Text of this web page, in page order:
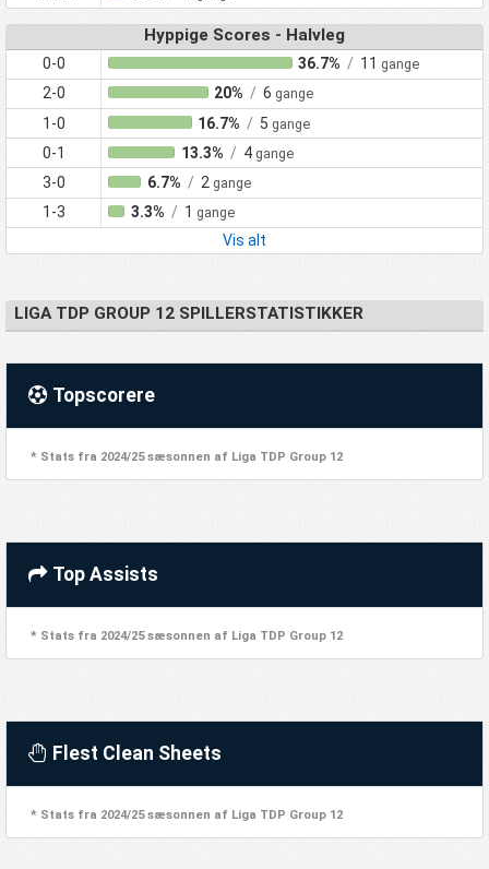
Hyppige Scores - Halvleg
0-0 36.7% / 11 gange
2-0 20% / 6 gange
1-0 16.7% / 5 gange
0-1 13.3% / 4 gange
3-0 6.7% / 2 gange
1-3 3.3% / 1 gange
Vis alt
LIGA TDP GROUP 12 SPILLERSTATISTIKKER
Topscorere
* Stats fra 2024/25 sæsonnen af Liga TDP Group 12
Top Assists
* Stats fra 2024/25 sæsonnen af Liga TDP Group 12
Flest Clean Sheets
* Stats fra 2024/25 sæsonnen af Liga TDP Group 12